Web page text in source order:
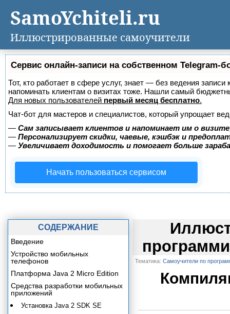
Сервис онлайн-записи на собственном Telegram-
Тот, кто работает в сфере услуг, знает — без ведения
напоминать клиентам о визитах тоже. Нашли самый
Для новых пользователей первый месяц бесплатно.
Чат-бот для мастеров и специалистов, который упрощает
— Сам записывает клиентов и напоминает им о
— Персонализирует скидки, чаевые, кэшбэк и
— Увеличивает доходимость и помогает больше
Начать пользоваться сервисом
Тематика: Самоучители по
СОДЕРЖАНИЕ
Введение
Устройство мобильных
телефонов
Платформа Java 2 Micro Edition
Средства разработки мобильных
приложений
Установка Java 2 SDK SE
SamoYchiteli.ru
Иллюстрированные самоучители